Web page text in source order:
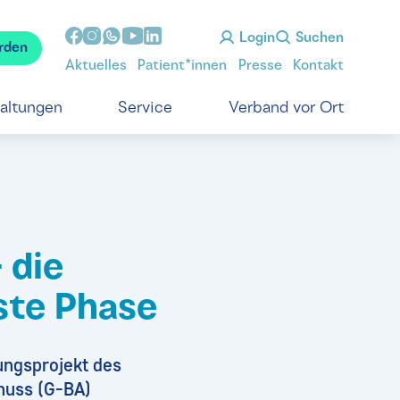
Login Suchen
Aktuelles Patient*innen Presse Kontakt
Service Verband vor Ort
die
Phase
des
(G-BA)